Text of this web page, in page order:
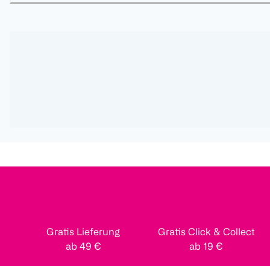
Gratis Lieferung
ab 49 €
Gratis Click & Collect
ab 19 €